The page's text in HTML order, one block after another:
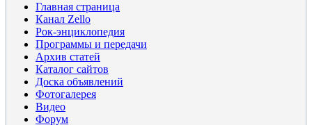
Главная страница
Канал Zello
Рок-энциклопедия
Программы и передачи
Архив статей
Каталог сайтов
Доска объявлений
Фотогалерея
Видео
Форум